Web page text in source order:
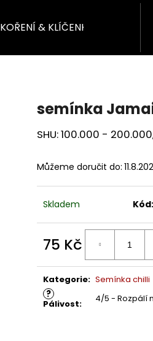
KOŘENÍ & KLÍČENKY
semínka
SHU: 100.000 -
Můžeme doručit do:
Skladem Kód:
75 Kč
cena:
Kategorie: Semínka chilli
?
Pálivost: 4/5 - Rozpálí